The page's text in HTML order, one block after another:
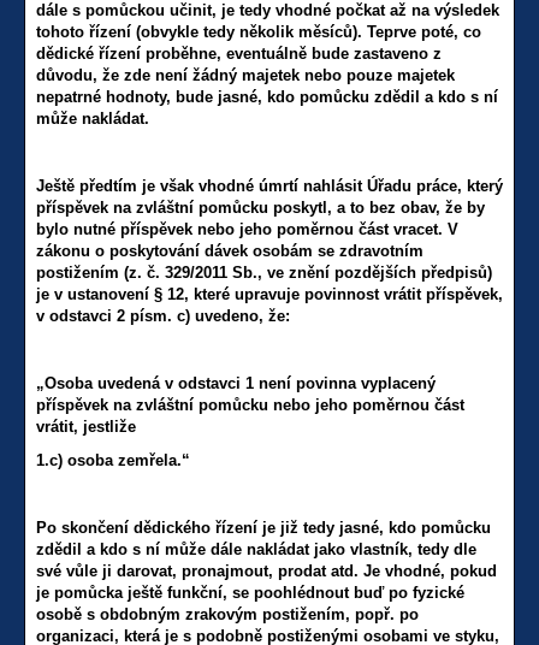
dále s pomůckou učinit, je tedy vhodné počkat až na výsledek
tohoto řízení (obvykle tedy několik měsíců). Teprve poté, co
dědické řízení proběhne, eventuálně bude zastaveno z
důvodu, že zde není žádný majetek nebo pouze majetek
nepatrné hodnoty, bude jasné, kdo pomůcku zdědil a kdo s ní
může nakládat.
Ještě předtím je však vhodné úmrtí nahlásit Úřadu práce, který
příspěvek na zvláštní pomůcku poskytl, a to bez obav, že by
bylo nutné příspěvek nebo jeho poměrnou část vracet. V
zákonu o poskytování dávek osobám se zdravotním
postižením (z. č. 329/2011 Sb., ve znění pozdějších předpisů)
je v ustanovení § 12, které upravuje povinnost vrátit příspěvek,
v odstavci 2 písm. c) uvedeno, že:
„Osoba uvedená v odstavci 1 není povinna vyplacený
příspěvek na zvláštní pomůcku nebo jeho poměrnou část
vrátit, jestliže
1.c) osoba zemřela.“
Po skončení dědického řízení je již tedy jasné, kdo pomůcku
zdědil a kdo s ní může dále nakládat jako vlastník, tedy dle
své vůle ji darovat, pronajmout, prodat atd. Je vhodné, pokud
je pomůcka ještě funkční, se poohlédnout buď po fyzické
osobě s obdobným zrakovým postižením, popř. po
organizaci, která je s podobně postiženými osobami ve styku,